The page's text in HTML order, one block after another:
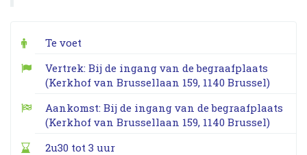
Te voet
Vertrek: Bij de ingang van de begraafplaats
(Kerkhof van Brussellaan 159, 1140 Brussel)
Aankomst: Bij de ingang van de begraafplaats
(Kerkhof van Brussellaan 159, 1140 Brussel)
2u30 tot 3 uur